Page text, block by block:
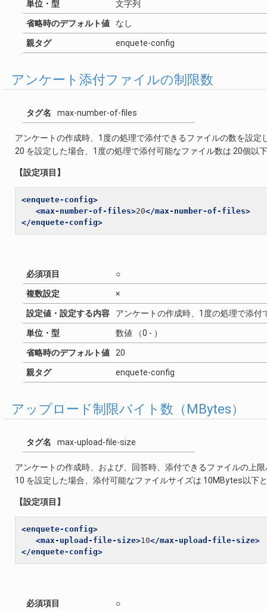
単位・型 文字列
省略時のデフォルト値 なし
親タグ enquete-config
アンケート添付ファイルの制限数
タグ名 max-number-of-files
アンケートの作成時、1度の処理で添付できるファイルの数を設定
20 を設定した場合、1度の処理で添付可能なファイル数は 20個以
【設定項目】
<enquete-config>
<max-number-of-files>20</max-number-of-files>
</enquete-config>
必須項目 ○
複数設定 ×
設定値・設定する内容 アンケートの作成時、1度の処理で添
単位・型 数値 （0 - ）
省略時のデフォルト値 20
親タグ enquete-config
アップロード制限バイト数（MBytes）
タグ名 max-upload-file-size
アンケートの作成時、および、回答時、添付できるファイルの上
10 を設定した場合、添付可能なファイルサイズは 10MBytes以下
【設定項目】
<enquete-config>
<max-upload-file-size>10</max-upload-file-size>
</enquete-config>
必須項目 ○